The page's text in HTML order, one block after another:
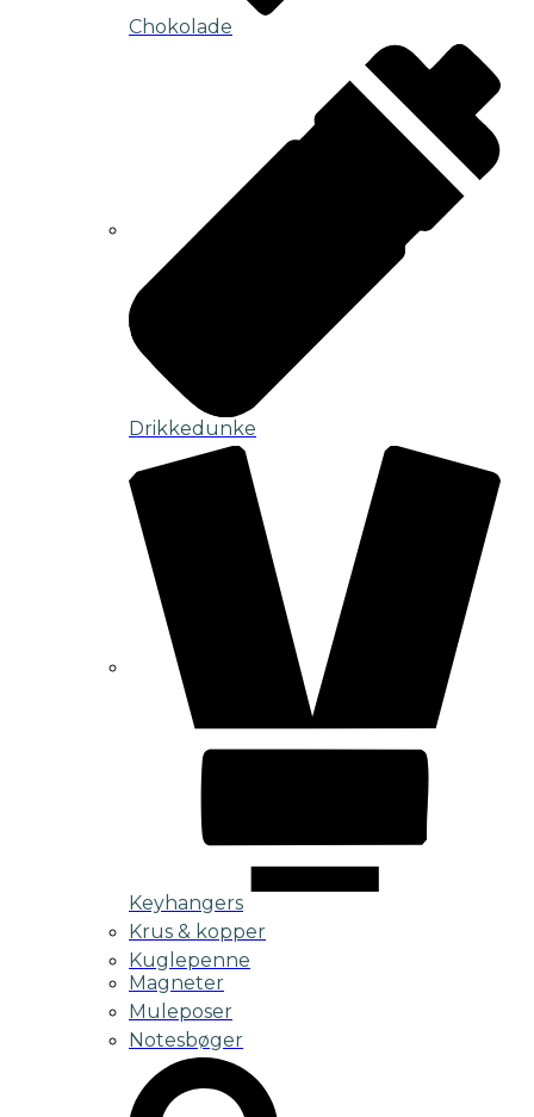
Chokolade
Drikkedunke
Keyhangers
Krus & kopper
Kuglepenne
Magneter
Muleposer
Notesbøger